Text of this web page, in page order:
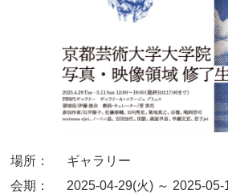
場所：
ギャラリー
会期：
2025-04-29(火) ～ 2025-05-